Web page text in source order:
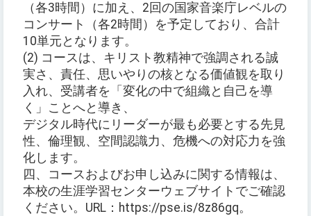
（各3時間）に加え、2回の国家音楽庁レベルの
コンサート（各2時間）を予定しており、合計
10単元となります。
(2) コースは、キリスト教精神で強調される誠
実さ、責任、思いやりの核となる価値観を取り
入れ、受講者を「変化の中で組織と自己を導
く」ことへと導き、
デジタル時代にリーダーが最も必要とする先見
性、倫理観、空間認識力、危機への対応力を強
化します。
四、コースおよびお申し込みに関する情報は、
本校の生涯学習センターウェブサイトでご確認
ください。URL：https://pse.is/8z86gq。